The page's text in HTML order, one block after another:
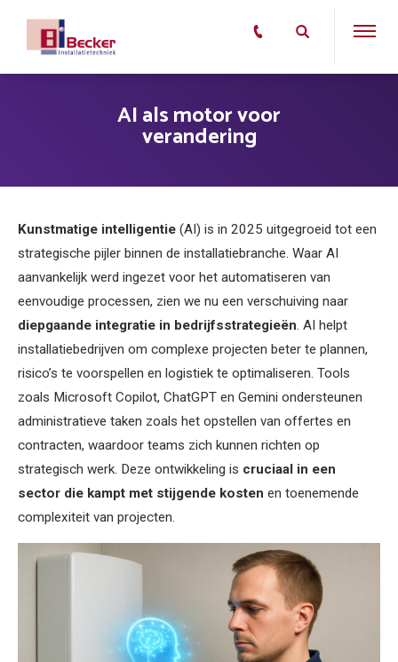
AI als motor voor
verandering
Kunstmatige intelligentie (AI) is in 2025 uitgegroeid tot een
strategische pijler binnen de installatiebranche. Waar AI
aanvankelijk werd ingezet voor het automatiseren van
eenvoudige processen, zien we nu een verschuiving naar
diepgaande integratie in bedrijfsstrategieën. AI helpt
installatiebedrijven om complexe projecten beter te plannen,
risico’s te voorspellen en logistiek te optimaliseren. Tools
zoals Microsoft Copilot, ChatGPT en Gemini ondersteunen
administratieve taken zoals het opstellen van offertes en
contracten, waardoor teams zich kunnen richten op
strategisch werk. Deze ontwikkeling is cruciaal in een
sector die kampt met stijgende kosten en toenemende
complexiteit van projecten.